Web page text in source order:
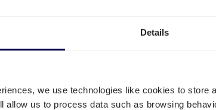
Details
we use technologies like cookies to store
allow us to process data such as browsing
(FBA)
Barcelona?